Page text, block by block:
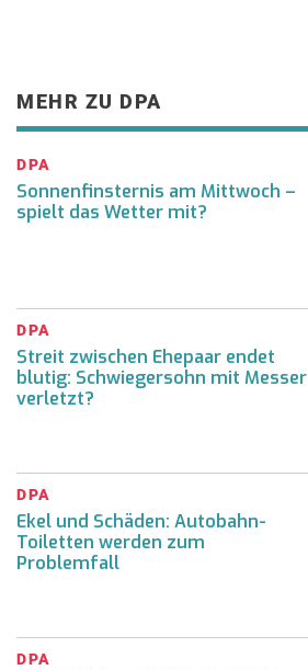
MEHR ZU DPA
DPA
Sonnenfinsternis am Mittwoch –
spielt das Wetter mit?
DPA
Streit zwischen Ehepaar endet
blutig: Schwiegersohn mit Messer
verletzt?
DPA
Ekel und Schäden: Autobahn-
Toiletten werden zum
Problemfall
DPA